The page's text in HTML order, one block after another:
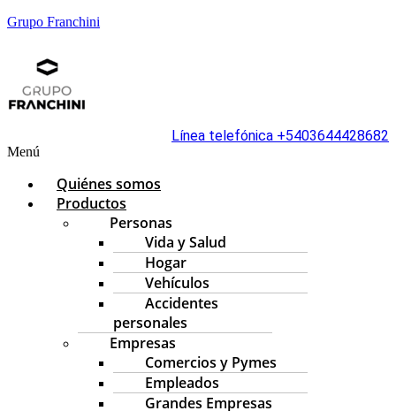
Grupo Franchini
Línea telefónica +5403644428682
Menú
Quiénes somos
Productos
Personas
Vida y Salud
Hogar
Vehículos
Accidentes
personales
Empresas
Comercios y Pymes
Empleados
Grandes Empresas